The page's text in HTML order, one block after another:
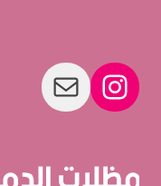
إنستجرام
بريد